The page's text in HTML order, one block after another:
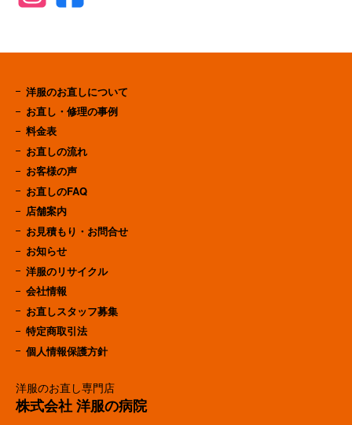
洋服のお直し専門店
株式会社 洋服の病院
洋服のお直しについて
お直し・修理の事例
料金表
お直しの流れ
お客様の声
お直しのFAQ
店舗案内
お見積もり・お問合せ
お知らせ
洋服のリサイクル
会社情報
お直しスタッフ募集
特定商取引法
個人情報保護方針